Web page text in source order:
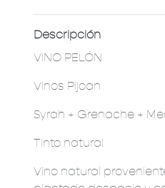
Descripción
VINO PELÓN
Vinos Pijoan
Syrah + Grenache +
Tinto natural
Vino natural